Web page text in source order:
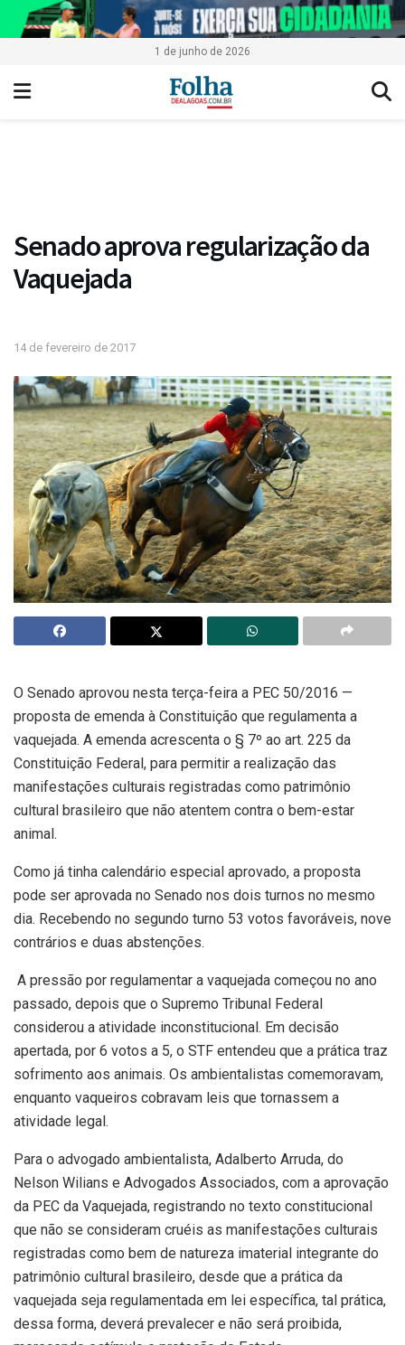
1 de junho de 2026
Senado aprova regularização da
Vaquejada
14 de fevereiro de 2017
O Senado aprovou nesta terça-feira a PEC 50/2016 —
proposta de emenda à Constituição que regulamenta a
vaquejada. A emenda acrescenta o § 7º ao art. 225 da
Constituição Federal, para permitir a realização das
manifestações culturais registradas como patrimônio
cultural brasileiro que não atentem contra o bem-estar
animal.
Como já tinha calendário especial aprovado, a proposta
pode ser aprovada no Senado nos dois turnos no mesmo
dia. Recebendo no segundo turno 53 votos favoráveis, nove
contrários e duas abstenções.
A pressão por regulamentar a vaquejada começou no ano
passado, depois que o Supremo Tribunal Federal
considerou a atividade inconstitucional. Em decisão
apertada, por 6 votos a 5, o STF entendeu que a prática traz
sofrimento aos animais. Os ambientalistas comemoravam,
enquanto vaqueiros cobravam leis que tornassem a
atividade legal.
Para o advogado ambientalista, Adalberto Arruda, do
Nelson Wilians e Advogados Associados, com a aprovação
da PEC da Vaquejada, registrando no texto constitucional
que não se consideram cruéis as manifestações culturais
registradas como bem de natureza imaterial integrante do
patrimônio cultural brasileiro, desde que a prática da
vaquejada seja regulamentada em lei específica, tal prática,
dessa forma, deverá prevalecer e não será proibida,